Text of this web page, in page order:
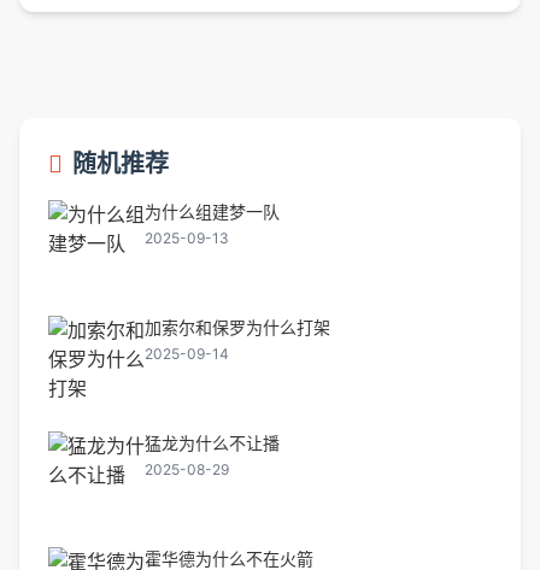
抗晃动能力比联盟平均水平高出47%。独特的身体姿
随机推荐
为什么组建梦一队
2025-09-13
加索尔和保罗为什么打架
2025-09-14
猛龙为什么不让播
2025-08-29
霍华德为什么不在火箭